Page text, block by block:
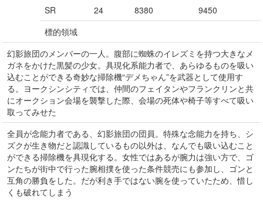
SR
24 8380
9450
標的領域
幻影旅団のメンバーの一人。腹部に蜘蛛のイレズミを持つ大きなメ
ガネをかけた黒髪の少女。具現化系能力者で、あらゆるものを吸い
込むことができる奇妙な掃除機“デメちゃん”を武器として使用す
る。ヨークシンシティでは、仲間のフェイタンやフランクリンと共
にオークション会場を襲撃した際、会場の死体や椅子等すべて吸い
取ってみせた
全員が念能力者である、幻影旅団の団員。特殊な念能力を持ち、シ
ズクが生き物だと認識しているもの以外は、なんでも吸い込むこと
ができる掃除機を具現化する。女性ではあるが腕力は強い方で、ゴ
ンたちが街中で行った腕相撲を使った条件競売にも参加し、ゴンと
互角の勝負をした。だが利き手ではない腕を使っていたため、惜し
くも破れてしまう